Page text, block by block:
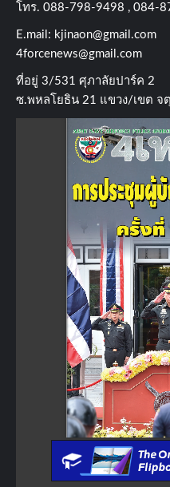
โทร​. 088-798-9498 , 084-
E.mail: kjinaon@gmail.com
4forcenews@gmail.com
ที่อยู่​ 3/531​ ศุภาลัยปาร์ค​ 2
ซ.พหลโยธิน​ 21​ แขวง/เขต​ จ